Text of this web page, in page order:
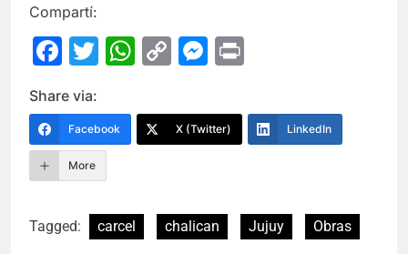
Compartí:
Facebook
Twitter
WhatsApp
CopyMessenger
Share via:
Facebook X (Twitter) LinkedIn
More
Tagged: carcel chalican Jujuy Obras